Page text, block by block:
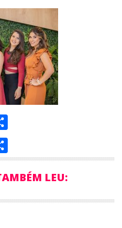
Compartilhar
Compartilhar
LEU: